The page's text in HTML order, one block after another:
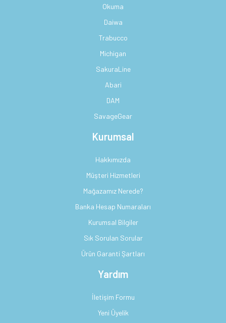
Okuma
Daiwa
Trabucco
Michigan
SakuraLine
Abari
DAM
SavageGear
Kurumsal
Hakkımızda
Müşteri Hizmetleri
Mağazamız Nerede?
Banka Hesap Numaraları
Kurumsal Bilgiler
Sık Sorulan Sorular
Ürün Garanti Şartları
Yardım
İletişim Formu
Yeni Üyelik